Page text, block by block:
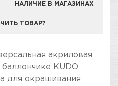
НАЛИЧИЕ В МАГАЗИНАХ
ТОВАР?
УДАЧИ" ЯВЛЯЕТСЯ
БРЕНДА KUDO
акриловая
KUDO
для окрашивания